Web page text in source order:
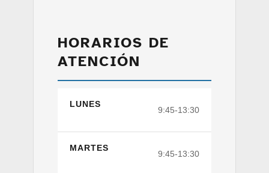
HORARIOS DE
ATENCIÓN
LUNES
9:45-13:30
MARTES
9:45-13:30